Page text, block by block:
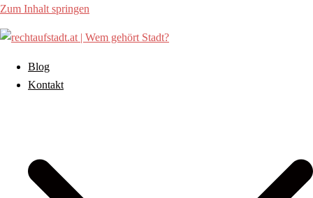
Zum Inhalt springen
Blog
Kontakt